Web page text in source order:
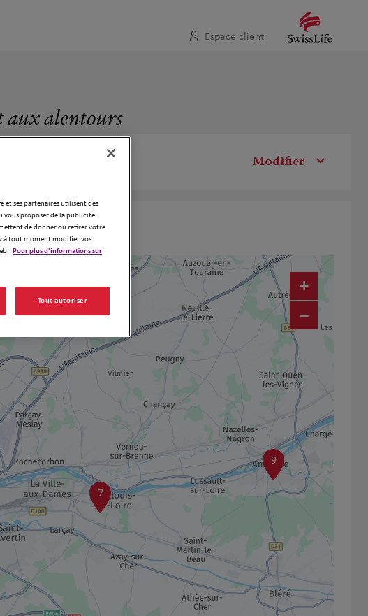
Espace client
aux alentours
Modifier
9
7
+
−
et ses partenaires utilisent des
vous proposer de la publicité
de donner ou retirer votre
à tout moment modifier vos
Pour plus d'informations sur
Tout autoriser